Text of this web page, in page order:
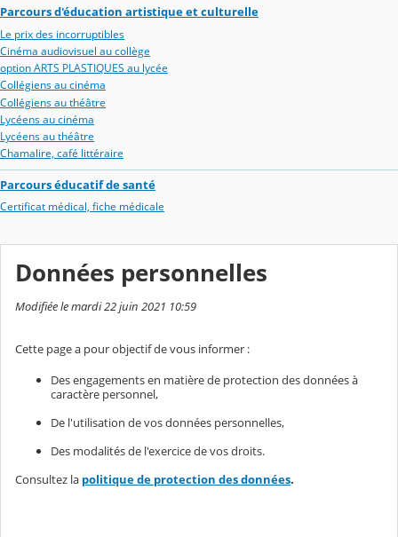
Parcours d'éducation artistique et culturelle
Le prix des incorruptibles
Cinéma audiovisuel au collège
option ARTS PLASTIQUES au lycée
Collégiens au cinéma
Collégiens au théâtre
Lycéens au cinéma
Lycéens au théâtre
Chamalire, café littéraire
Parcours éducatif de santé
Certificat médical, fiche médicale
Données personnelles
Modifiée le mardi 22 juin 2021 10:59
Cette page a pour objectif de vous informer :
Des engagements en matière de protection des données à
caractère personnel,
De l'utilisation de vos données personnelles,
Des modalités de l'exercice de vos droits.
Consultez la politique de protection des données.